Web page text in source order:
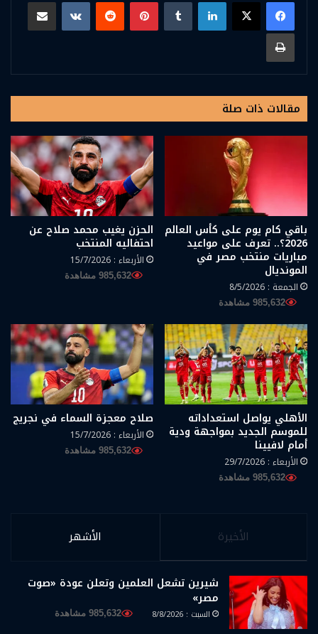
طباعة
مقالات ذات صلة
باقي كام يوم على كأس العالم
2026؟.. تعرف على مواعيد
مباريات منتخب مصر في
المونديال
الجمعة : 8/5/2026
985,632 مشاهدة
الحزن يغيب محمد صلاح عن
احتفاليه المنتخب
الأربعاء : 15/7/2026
985,632 مشاهدة
الأهلي يواصل استعداداته
للموسم الجديد بمواجهة ودية
أمام لافيينا
الأربعاء : 29/7/2026
985,632 مشاهدة
صلاح معجزة السماء في نجريج
الأربعاء : 15/7/2026
985,632 مشاهدة
الأخيرة الأشهر
شيرين تشعل العلمين وتعلن عودة «صوت
مصر»
السبت : 8/8/2026 985,632 مشاهدة